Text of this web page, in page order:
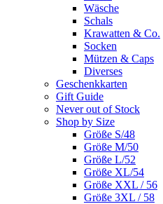
Wäsche
Schals
Krawatten & Co.
Socken
Mützen & Caps
Diverses
Geschenkkarten
Gift Guide
Never out of Stock
Shop by Size
Größe S/48
Größe M/50
Größe L/52
Größe XL/54
Größe XXL / 56
Größe 3XL / 58